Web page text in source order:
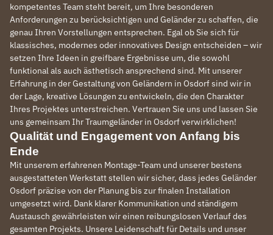
kompetentes Team steht bereit, um Ihre besonderen
Anforderungen zu berücksichtigen und Geländer zu schaffen, die
genau Ihren Vorstellungen entsprechen. Egal ob Sie sich für
klassisches, modernes oder innovatives Design entscheiden – wir
setzen Ihre Ideen in greifbare Ergebnisse um, die sowohl
funktional als auch ästhetisch ansprechend sind. Mit unserer
Erfahrung in der Gestaltung von Geländern in Osdorf sind wir in
der Lage, kreative Lösungen zu entwickeln, die den Charakter
Ihres Projektes unterstreichen. Vertrauen Sie uns und lassen Sie
uns gemeinsam Ihr Traumgeländer in Osdorf verwirklichen!
Qualität und Engagement von Anfang bis
Ende
Mit unserem erfahrenen Montage-Team und unserer bestens
ausgestatteten Werkstatt stellen wir sicher, dass jedes Geländer
Osdorf präzise von der Planung bis zur finalen Installation
umgesetzt wird. Dank klarer Kommunikation und ständigem
Austausch gewährleisten wir einen reibungslosen Verlauf des
gesamten Projekts. Unsere Leidenschaft für Details und unser